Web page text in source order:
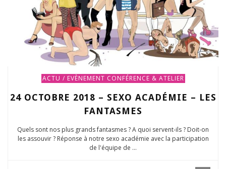
ACTU / EVÈNEMENT CONFÉRENCE & ATELIER
24 OCTOBRE 2018 – SEXO ACADÉMIE – LES
FANTASMES
Quels sont nos plus grands fantasmes ? A quoi servent-ils ? Doit-on
les assouvir ? Réponse à notre sexo académie avec la participation
de l'équipe de ...